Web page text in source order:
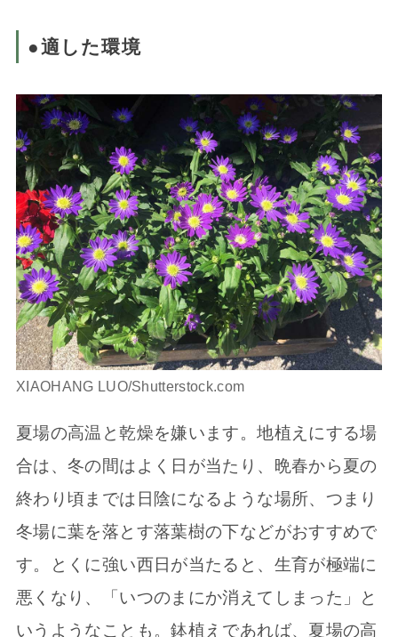
●適した環境
XIAOHANG LUO/Shutterstock.com
夏場の高温と乾燥を嫌います。地植えにする場
合は、冬の間はよく日が当たり、晩春から夏の
終わり頃までは日陰になるような場所、つまり
冬場に葉を落とす落葉樹の下などがおすすめで
す。とくに強い西日が当たると、生育が極端に
悪くなり、「いつのまにか消えてしまった」と
いうようなことも。鉢植えであれば、夏場の高